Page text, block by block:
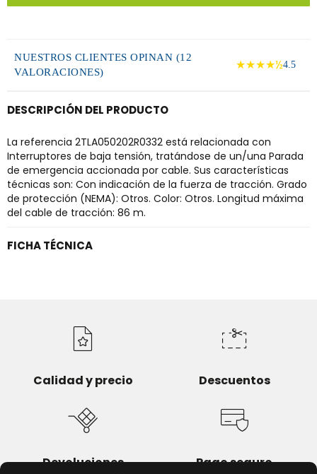
NUESTROS CLIENTES OPINAN (12
VALORACIONES)
★★★★½4.5
DESCRIPCIÓN DEL PRODUCTO
La referencia 2TLA050202R0332 está relacionada con
Interruptores de baja tensión, tratándose de un/una Parada
de emergencia accionada por cable. Sus características
técnicas son: Con indicación de la fuerza de tracción. Grado
de protección (NEMA): Otros. Color: Otros. Longitud máxima
del cable de tracción: 86 m.
FICHA TÉCNICA
Calidad y precio Descuentos
Devoluciones Pago seguro